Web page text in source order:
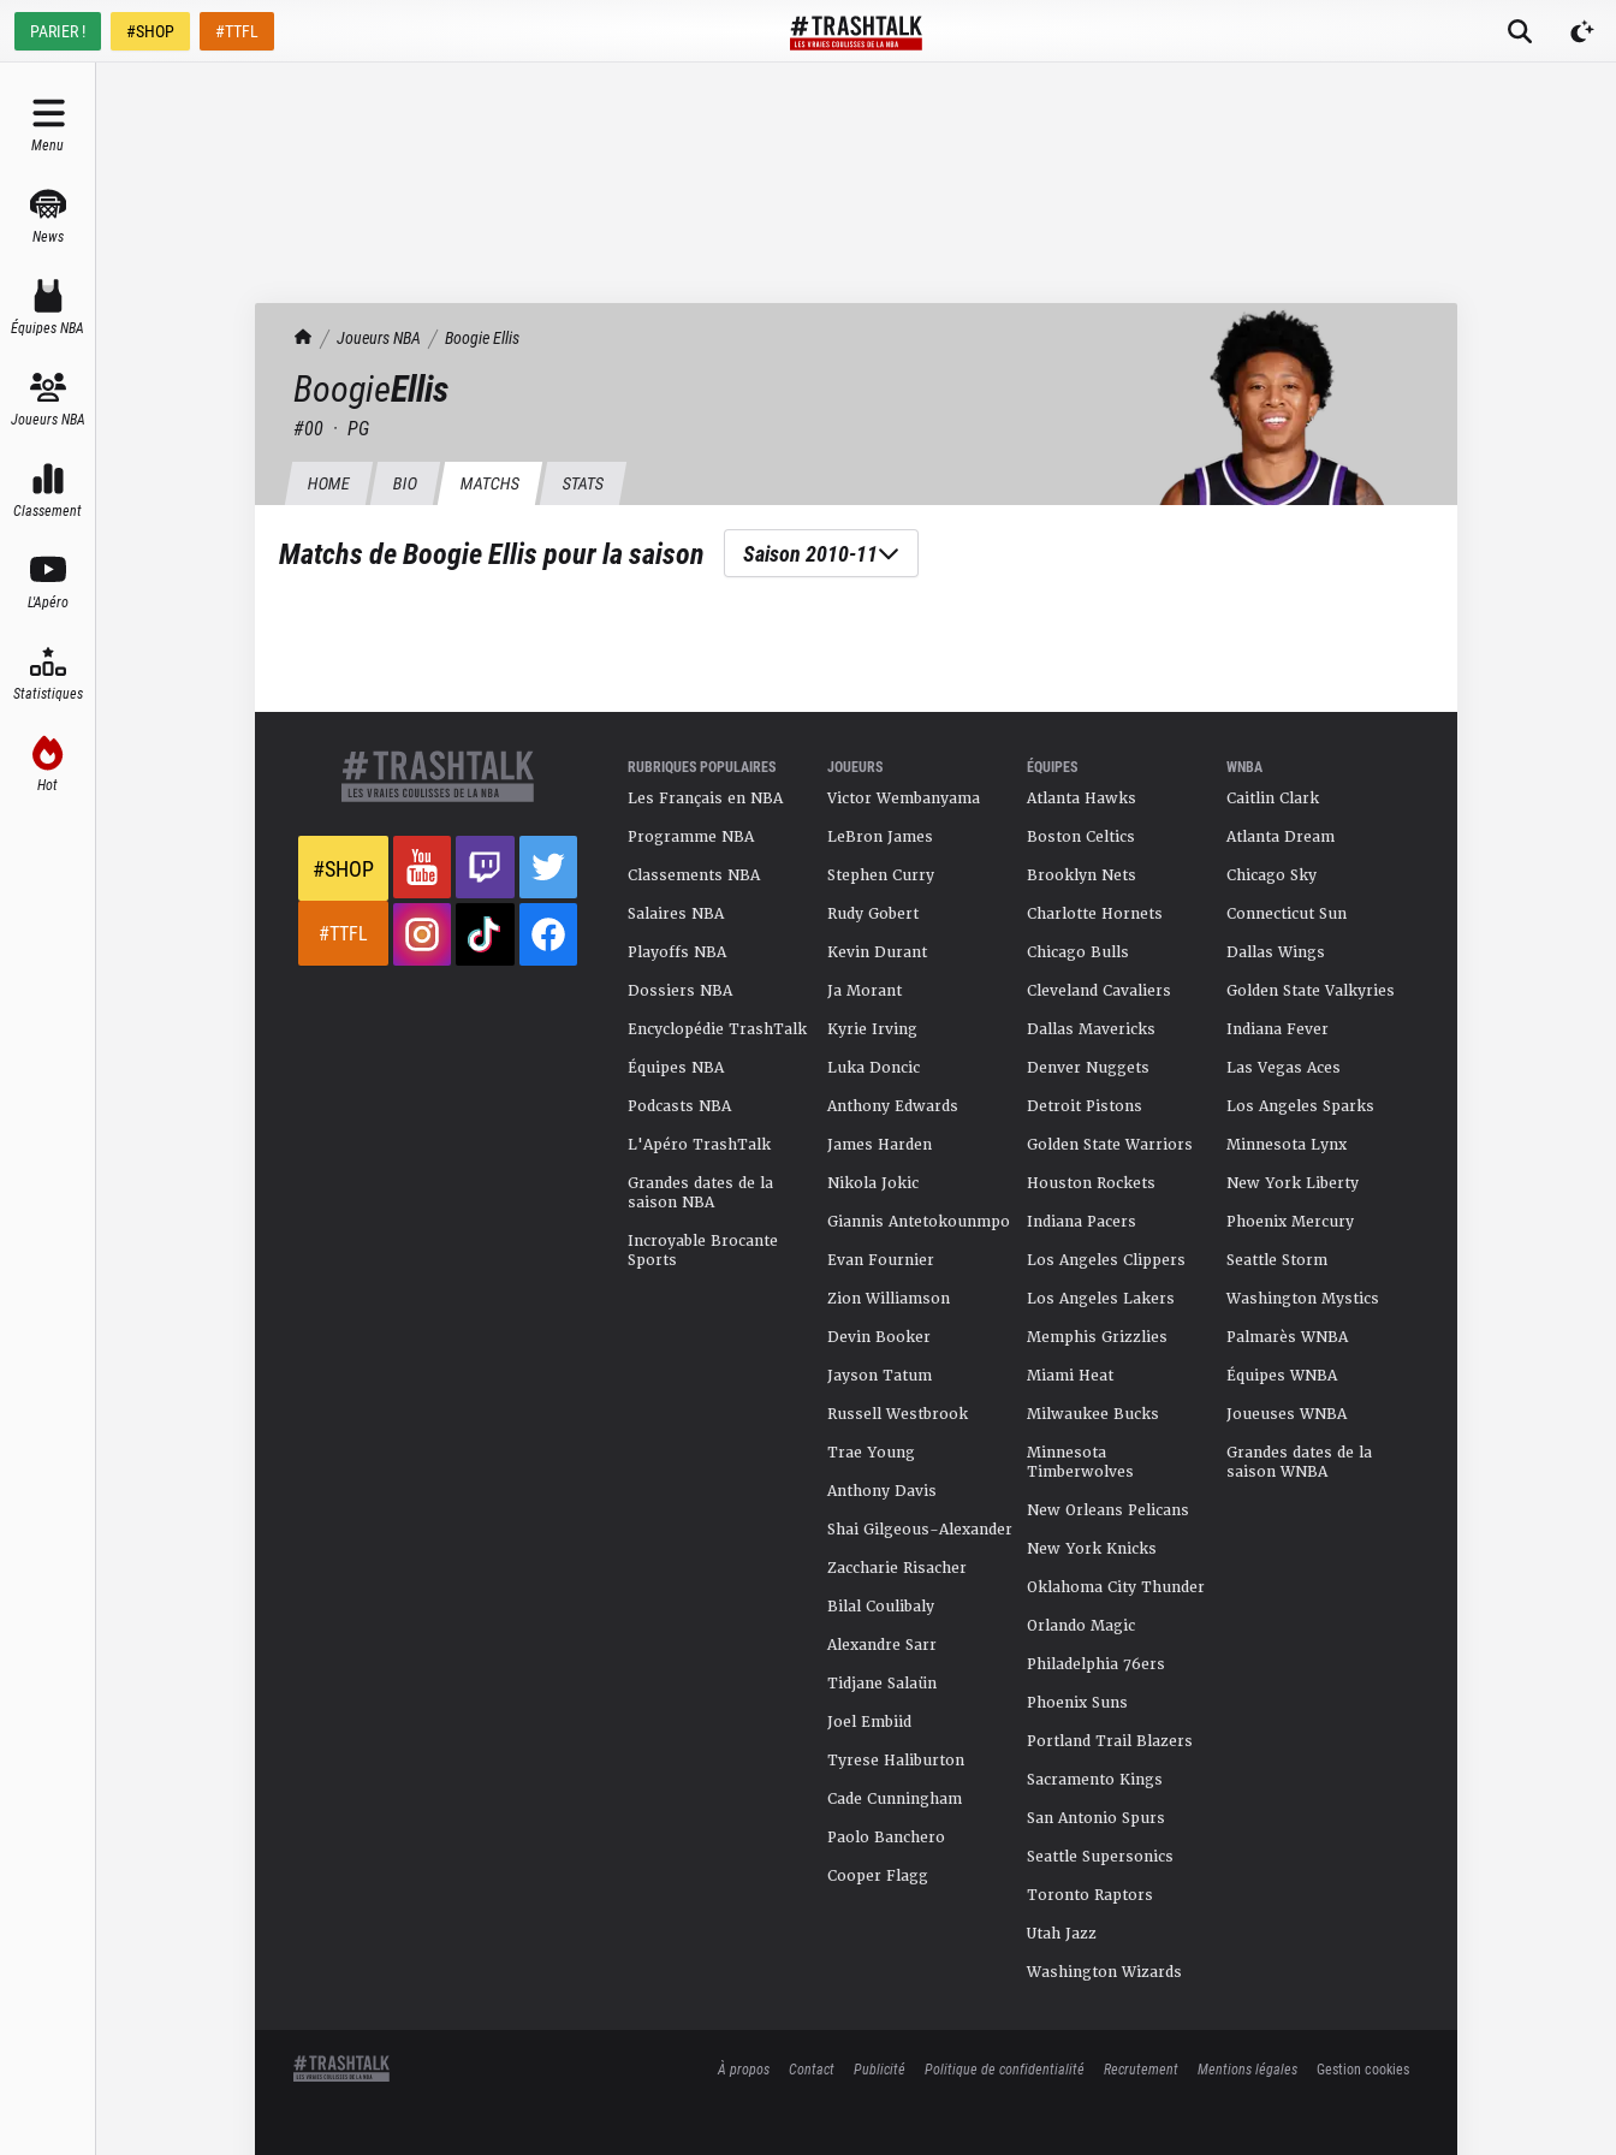
PARIER ! #SHOP #TTFL
Menu
News
Équipes NBA
Joueurs NBA
Classement
L'Apéro
Statistiques
Hot
TrashTalk Actu NBA
Joueurs NBA BoogieEllis
BoogieEllis
#00 · PG
HOME BIO MATCHS STATS
Matchs deBoogie Ellispour la saison Saison 2010-11
#SHOP
#TTFL
RUBRIQUES POPULAIRES
Les Français en NBA
Programme NBA
Classements NBA
Salaires NBA
Playoffs NBA
Dossiers NBA
Encyclopédie TrashTalk
Équipes NBA
Podcasts NBA
L'Apéro TrashTalk
Grandes dates de la
saison NBA
Incroyable Brocante
Sports
JOUEURS
Victor Wembanyama
LeBron James
Stephen Curry
Rudy Gobert
Kevin Durant
Ja Morant
Kyrie Irving
Luka Doncic
Anthony Edwards
James Harden
Nikola Jokic
Giannis Antetokounmpo
Evan Fournier
Zion Williamson
Devin Booker
Jayson Tatum
Russell Westbrook
Trae Young
Anthony Davis
Shai Gilgeous-Alexander
Zaccharie Risacher
Bilal Coulibaly
Alexandre Sarr
Tidjane Salaün
Joel Embiid
Tyrese Haliburton
Cade Cunningham
Paolo Banchero
Cooper Flagg
ÉQUIPES
Atlanta Hawks
Boston Celtics
Brooklyn Nets
Charlotte Hornets
Chicago Bulls
Cleveland Cavaliers
Dallas Mavericks
Denver Nuggets
Detroit Pistons
Golden State Warriors
Houston Rockets
Indiana Pacers
Los Angeles Clippers
Los Angeles Lakers
Memphis Grizzlies
Miami Heat
Milwaukee Bucks
Minnesota
Timberwolves
New Orleans Pelicans
New York Knicks
Oklahoma City Thunder
Orlando Magic
Philadelphia 76ers
Phoenix Suns
Portland Trail Blazers
Sacramento Kings
San Antonio Spurs
Seattle Supersonics
Toronto Raptors
Utah Jazz
Washington Wizards
WNBA
Caitlin Clark
Atlanta Dream
Chicago Sky
Connecticut Sun
Dallas Wings
Golden State Valkyries
Indiana Fever
Las Vegas Aces
Los Angeles Sparks
Minnesota Lynx
New York Liberty
Phoenix Mercury
Seattle Storm
Washington Mystics
Palmarès WNBA
Équipes WNBA
Joueuses WNBA
Grandes dates de la
saison WNBA
À propos Contact Publicité Politique de confidentialité Recrutement Mentions légales Gestion cookies